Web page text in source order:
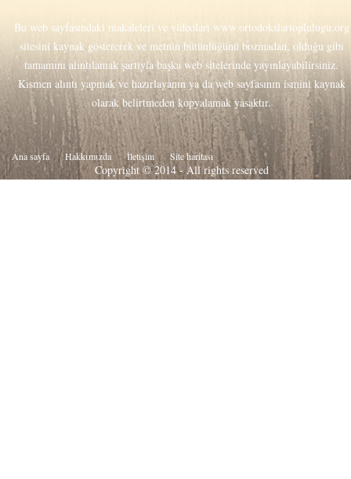
Bu web sayfasındaki makaleleri ve videoları www.ortodokslartoplulugu.org
sitesini kaynak göstererek ve metnin bütünlüğünü bozmadan, olduğu gibi
tamamını alıntılamak şartıyla başka web sitelerinde yayınlayabilirsiniz.
Kısmen alıntı yapmak ve hazırlayanın ya da web sayfasının ismini kaynak
olarak belirtmeden kopyalamak yasaktır.
Ana sayfa Hakkιmιzda İletişim Site haritası
Copyright © 2014 - All rights reserved